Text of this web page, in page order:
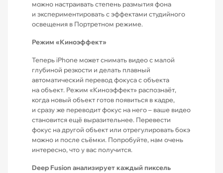
можно настраивать степень размытия фона
и экспериментировать с эффектами студийного
освещения в Портретном режиме.
Режим «Киноэффект»
Теперь iPhone может снимать видео с малой
глубиной резкости и делать плавный
автоматический перевод фокуса с объекта
на объект. Режим «Киноэффект» распознаёт,
когда новый объект готов появиться в кадре,
и сразу же переводит фокус на него – ваше видео
становится ещё вырази­тельнее. Перевести
фокус на другой объект или отрегулировать бокэ
можно и после съёмки. Попробуйте, нам очень
интересно, что у вас получится.
Deep Fusion анализирует каждый пиксель